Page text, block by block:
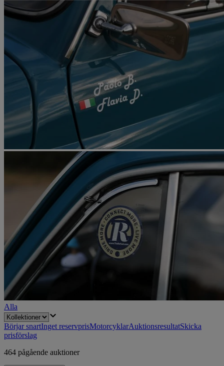
Alla
Börjar snartInget reservprisMotorcyklarAuktionsresultatSkicka
prisförslag
464 pågående auktioner